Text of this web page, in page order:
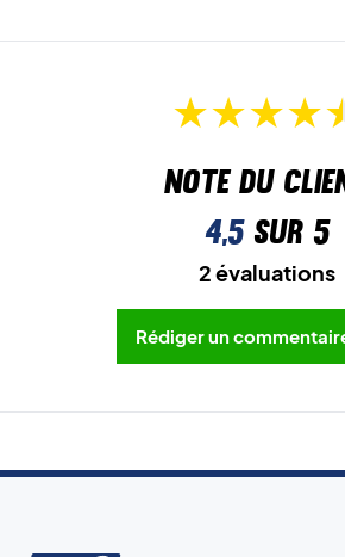
Note du
4,5sur 5
2 évaluations
Rédiger un